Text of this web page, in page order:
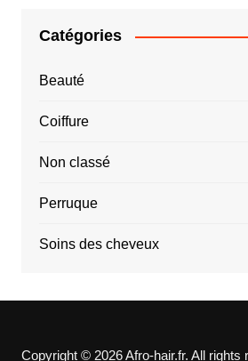
Catégories
Beauté
Coiffure
Non classé
Perruque
Soins des cheveux
Copyright © 2026 Afro-hair.fr. All rights